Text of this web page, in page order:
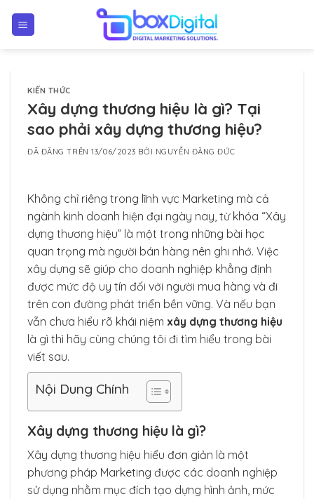
đến
KIẾN THỨC
Xây dựng thương hiệu là gì? Tại
sao phải xây dựng thương hiệu?
ĐÃ ĐĂNG TRÊN13/06/2023 BỞI NGUYỄN ĐĂNG ĐỨC
Không chỉ riêng trong lĩnh vực Marketing mà cả
ngành kinh doanh hiện đại ngày nay, từ khóa “Xây
dựng thương hiệu” là một trong những bài học
quan trọng mà người bán hàng nên ghi nhớ. Việc
xây dựng sẽ giúp cho doanh nghiệp khẳng định
được mức độ uy tín đối với người mua hàng và đi
trên con đường phát triển bền vững. Và nếu bạn
vẫn chưa hiểu rõ khái niệm xây dựng thương hiệu
là gì thì hãy cùng chúng tôi đi tìm hiểu trong bài
viết sau.
Nội Dung Chính
Xây dựng thương hiệu là gì?
Xây dựng thương hiệu hiểu đơn giản là một
phương pháp Marketing được các doanh nghiệp
sử dụng nhằm mục đích tạo dựng hình ảnh, mức